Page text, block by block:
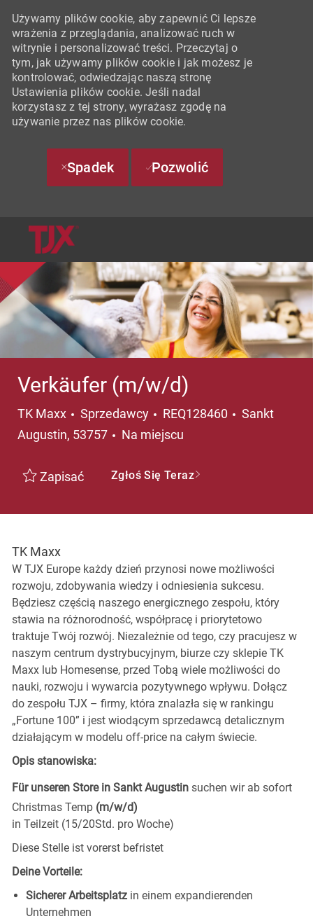
Używamy plików cookie, aby zapewnić Ci lepsze
wrażenia z przeglądania, analizować ruch w
witrynie i personalizować treści. Przeczytaj o
tym, jak używamy plików cookie i jak możesz je
kontrolować, odwiedzając naszą stronę
Ustawienia plików cookie. Jeśli nadal
korzystasz z tej strony, wyrażasz zgodę na
używanie przez nas plików cookie.
Spadek Pozwolić
Verkäufer (m/w/d)
TK Maxx Kategoria
Sprzedawcy REQ128460 Lokalizacja
Sankt
Augustin, 53757
Na miejscu
Zapisać Zgłoś Się Teraz
TK Maxx
W TJX Europe każdy dzień przynosi nowe możliwości
rozwoju, zdobywania wiedzy i odniesienia sukcesu.
Będziesz częścią naszego energicznego zespołu, który
stawia na różnorodność, współpracę i priorytetowo
traktuje Twój rozwój. Niezależnie od tego, czy pracujesz w
naszym centrum dystrybucyjnym, biurze czy sklepie TK
Maxx lub Homesense, przed Tobą wiele możliwości do
nauki, rozwoju i wywarcia pozytywnego wpływu. Dołącz
do zespołu TJX – firmy, która znalazła się w rankingu
„Fortune 100” i jest wiodącym sprzedawcą detalicznym
działającym w modelu off-price na całym świecie.
Opis stanowiska:
Für unseren Store in Sankt Augustin suchen wir ab sofort
Christmas Temp(m/w/d)
in Teilzeit (15/20Std. pro Woche)
Diese Stelle ist vorerst befristet
Deine Vorteile:
Sicherer Arbeitsplatz in einem expandierenden
Unternehmen